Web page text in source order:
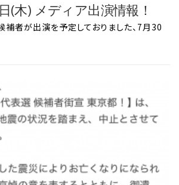
(木) メディア出演情報！
者が出演を予定しておりました、7月30